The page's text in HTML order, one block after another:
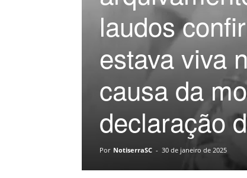
laudos
estava viva
causa da
declaração
Por NotiserraSC - 30 de janeiro de 2025